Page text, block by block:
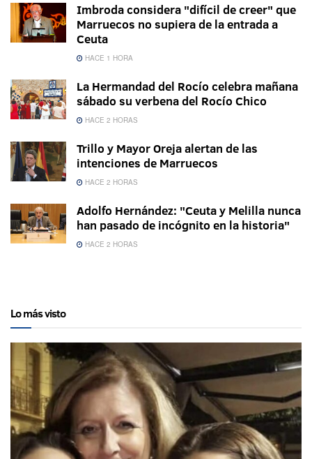
Imbroda considera "difícil de creer" que
Marruecos no supiera de la entrada a
Ceuta
HACE 1 HORA
La Hermandad del Rocío celebra mañana
sábado su verbena del Rocío Chico
HACE 2 HORAS
Trillo y Mayor Oreja alertan de las
intenciones de Marruecos
HACE 2 HORAS
Adolfo Hernández: "Ceuta y Melilla nunca
han pasado de incógnito en la historia"
HACE 2 HORAS
Lo más visto